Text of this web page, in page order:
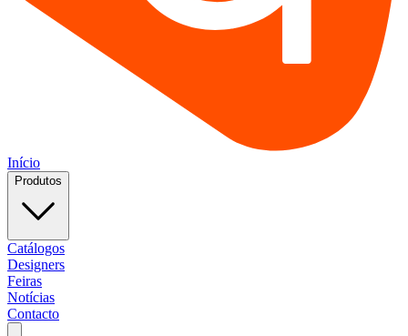
Início
Produtos
Catálogos
Designers
Feiras
Notícias
Contacto